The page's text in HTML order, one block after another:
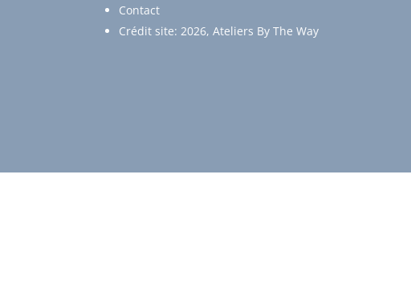
Contact
Crédit site: 2026, Ateliers By The Way